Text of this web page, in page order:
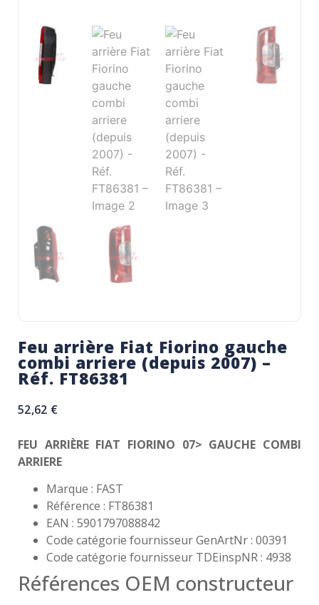
Feu arrière Fiat Fiorino gauche
combi arriere (depuis 2007) –
Réf. FT86381
52,62 €
FEU ARRIÈRE FIAT FIORINO 07> GAUCHE COMBI
ARRIERE
Marque : FAST
Référence : FT86381
EAN : 5901797088842
Code catégorie fournisseur GenArtNr : 00391
Code catégorie fournisseur TDEinspNR : 4938
Références OEM constructeur